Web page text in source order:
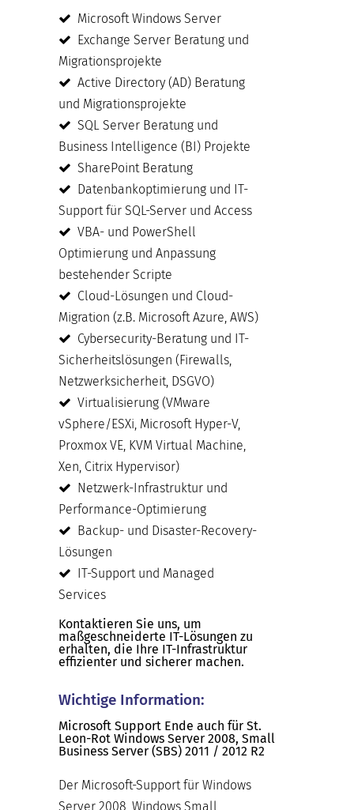
Microsoft Windows Server
Exchange Server Beratung und
Migrationsprojekte
Active Directory (AD) Beratung
und Migrationsprojekte
SQL Server Beratung und
Business Intelligence (BI) Projekte
SharePoint Beratung
Datenbankoptimierung und IT-
Support für SQL-Server und Access
VBA- und PowerShell
Optimierung und Anpassung
bestehender Scripte
Cloud-Lösungen und Cloud-
Migration (z.B. Microsoft Azure, AWS)
Cybersecurity-Beratung und IT-
Sicherheitslösungen (Firewalls,
Netzwerksicherheit, DSGVO)
Virtualisierung (VMware
vSphere/ESXi, Microsoft Hyper-V,
Proxmox VE, KVM Virtual Machine,
Xen, Citrix Hypervisor)
Netzwerk-Infrastruktur und
Performance-Optimierung
Backup- und Disaster-Recovery-
Lösungen
IT-Support und Managed
Services
Kontaktieren Sie uns, um
maßgeschneiderte IT-Lösungen zu
erhalten, die Ihre IT-Infrastruktur
effizienter und sicherer machen.
Wichtige Information:
Microsoft Support Ende auch für St.
Leon-Rot Windows Server 2008, Small
Business Server (SBS) 2011 / 2012 R2
Der Microsoft-Support für Windows
Server 2008, Windows Small